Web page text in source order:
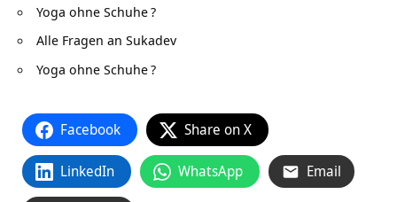
Yoga ohne Schuhe?
Alle Fragen an Sukadev
Yoga ohne Schuhe?
Facebook Share on X
LinkedIn WhatsApp Email